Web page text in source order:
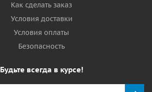
Как сделать заказ
Условия доставки
Условия оплаты
Безопасность
Будьте всегда в курсе!